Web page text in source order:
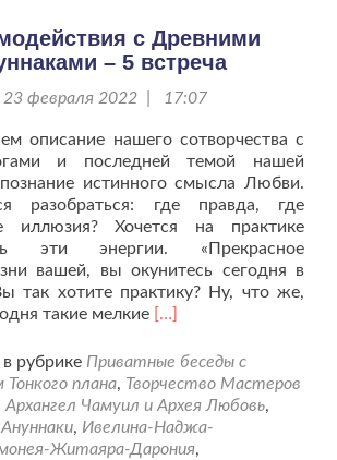
с Древними
– 5 встреча
23 февраля 2022 | 17:07
описание нашего сотворчества с
и последней темой нашей
истинного смысла Любви.
разобраться: где правда, где
иллюзия? Хочется на практике
эти энергии. «Прекрасное
вашей, вы окунитесь сегодня в
так хотите практику? Ну, что же,
такие мелкие Читать
проНаши
взаимодействия
с
Древними
Богами
[…]
рубрике Приватные беседы с
плана, Творчество Мастеров
Архангел Чамуил и Архея Любовь,
, Ивелина-Наджа-
Житаяра-Дарония,